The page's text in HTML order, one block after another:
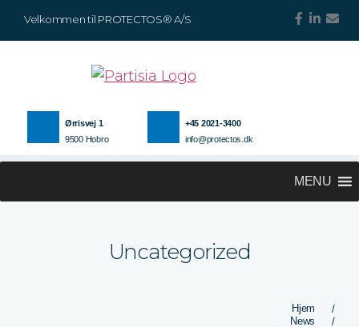
Velkommen til PROTECTOS® A/S
Ørrisvej 1
9500 Hobro
+45 2021-3400
info@protectos.dk
MENU
Uncategorized
Hjem
/
News
/